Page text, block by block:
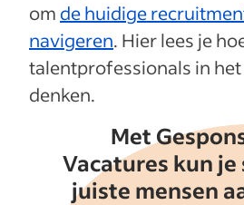
om de huidige
navigeren. Hier lees je
talentprofessionals in
denken.
Met
Vacatures kun je
juiste mensen